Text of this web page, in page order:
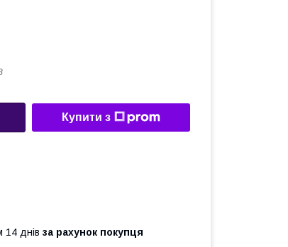
Купити з
14 днів за рахунок покупця